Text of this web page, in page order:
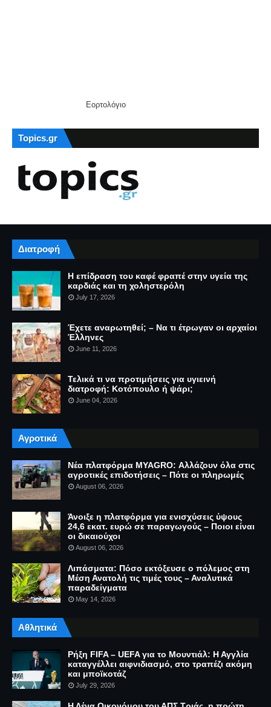
Εορτολόγιο
Topics.gr
Διατροφή
Η επίδραση του καφέ φραπέ στην υγεία της
καρδιάς και τη χοληστερόλη
July 17, 2026
Έχετε αναρωτηθεί; – Να τι έτρωγαν οι αρχαίοι
Έλληνες
June 11, 2026
Τελικά τι να προτιμήσεις για υγιεινή
διατροφή: Κοτόπουλο ή ψάρι;
June 04, 2026
Αγροτικά
Νέα πλατφόρμα MYAGRO: Αλλάζουν όλα στις
αγροτικές επιδοτήσεις – Πότε οι πληρωμές
August 06, 2026
Άνοιξε η πλατφόρμα για ενισχύσεις ύψους
24,6 εκατ. ευρώ σε παραγωγούς – Ποιοι είναι
οι δικαιούχοι
August 06, 2026
Λιπάσματα: Πόσο εκτόξευσε ο πόλεμος στη
Μέση Ανατολή τις τιμές τους – Αναλυτικά
παραδείγματα
May 14, 2026
Αθλητικά
Ρήξη FIFA – UEFA για το Μουντιάλ: Η Αγγλία
καταγγέλλει αιφνιδιασμό, στο τραπέζι ακόμη
και μποϊκοτάζ
July 29, 2026